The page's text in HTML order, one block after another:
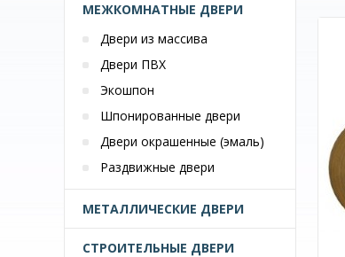
МЕЖКОМНАТНЫЕ ДВЕРИ
Двери из массива
Двери ПВХ
Экошпон
Шпонированные двери
Двери окрашенные (эмаль)
Раздвижные двери
МЕТАЛЛИЧЕСКИЕ ДВЕРИ
СТРОИТЕЛЬНЫЕ ДВЕРИ